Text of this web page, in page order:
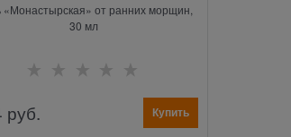
«Монастырская» от ранних морщин,
30 мл
руб. Купить